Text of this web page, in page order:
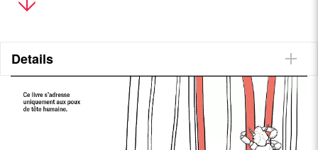
BERTA PÁRAMO
Madrid. Après une formation dans l'architecture, elle obtient un
Master spécialisé dans l’album jeunesse et se tourne vers
l’illustration. Dessiner l'aide à réfléchir et à exprimer ce qu'elle
observe dans le monde. Sa spécialité sont les livres de non-
fiction, dans lesquels elle aime explorer toutes sortes de sujets
originaux. Son livre Fluidothèque (Litera Libros, 2021) a reçu une
mention spéciale aux Bologna Ragazzi Awards 2002, dans la
Details